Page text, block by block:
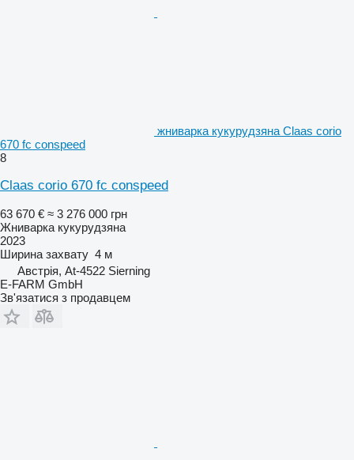
жниварка кукурудзяна Claas corio
670 fc conspeed
8
Claas corio 670 fc conspeed
63 670 € ≈ 3 276 000 грн
Жниварка кукурудзяна
2023
Ширина захвату 4 м
Австрія, At-4522 Sierning
E-FARM GmbH
Зв'язатися з продавцем